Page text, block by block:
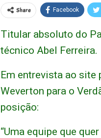
Share Facebook
Titular absoluto do
técnico Abel Ferreira.
Em entrevista ao site
Weverton para o
posição:
“Uma equipe que